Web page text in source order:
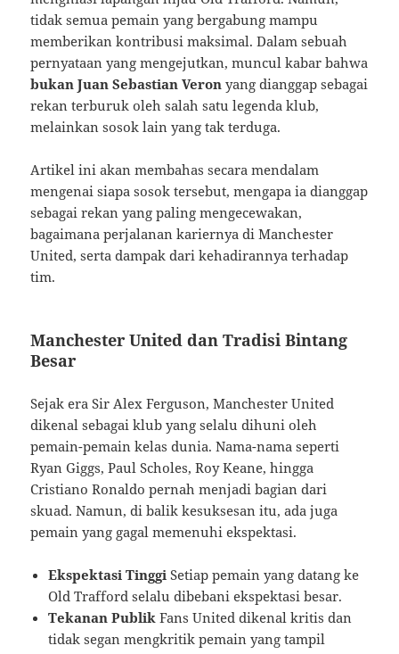
tidak semua pemain yang bergabung mampu
memberikan kontribusi maksimal. Dalam sebuah
pernyataan yang mengejutkan, muncul kabar bahwa
bukan Juan Sebastian Veron yang dianggap sebagai
rekan terburuk oleh salah satu legenda klub,
melainkan sosok lain yang tak terduga.
Artikel ini akan membahas secara mendalam
mengenai siapa sosok tersebut, mengapa ia dianggap
sebagai rekan yang paling mengecewakan,
bagaimana perjalanan kariernya di Manchester
United, serta dampak dari kehadirannya terhadap
tim.
Manchester United dan Tradisi Bintang
Besar
Sejak era Sir Alex Ferguson, Manchester United
dikenal sebagai klub yang selalu dihuni oleh
pemain-pemain kelas dunia. Nama-nama seperti
Ryan Giggs, Paul Scholes, Roy Keane, hingga
Cristiano Ronaldo pernah menjadi bagian dari
skuad. Namun, di balik kesuksesan itu, ada juga
pemain yang gagal memenuhi ekspektasi.
Ekspektasi Tinggi Setiap pemain yang datang ke
Old Trafford selalu dibebani ekspektasi besar.
Tekanan Publik Fans United dikenal kritis dan
tidak segan mengkritik pemain yang tampil